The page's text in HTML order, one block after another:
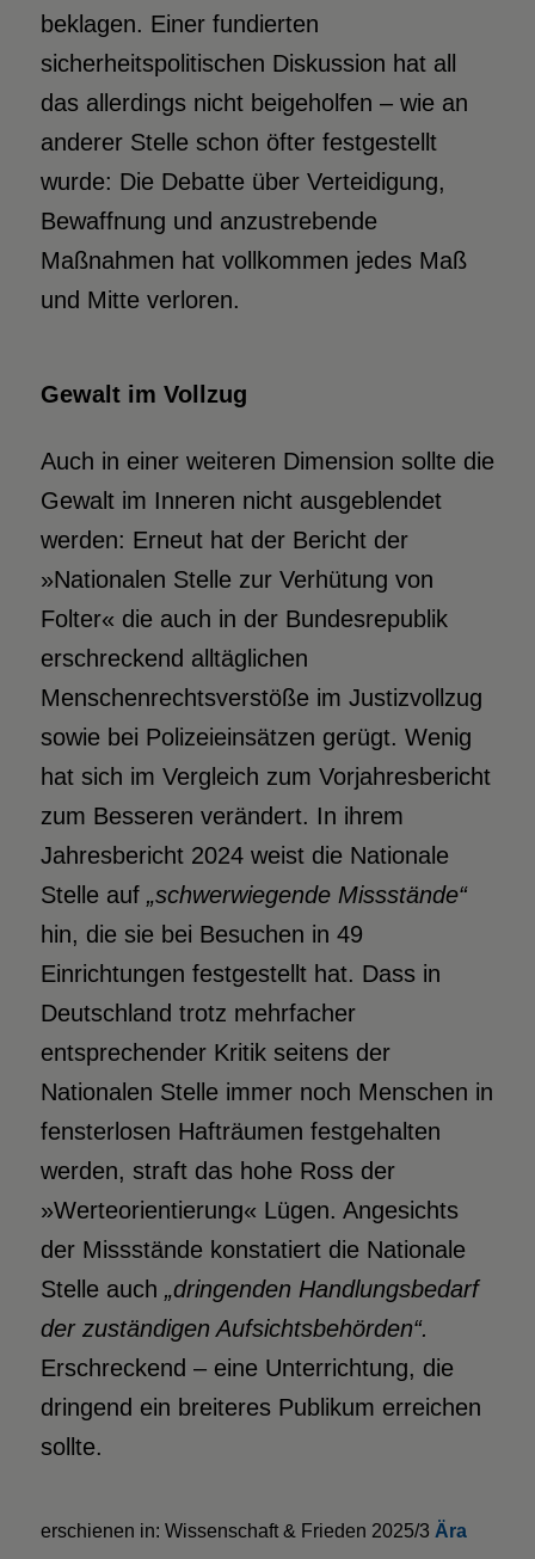
beklagen. Einer fundierten
sicherheitspolitischen Diskussion hat all
das allerdings nicht beigeholfen – wie an
anderer Stelle schon öfter festgestellt
wurde: Die Debatte über Verteidigung,
Bewaffnung und anzustrebende
Maßnahmen hat vollkommen jedes Maß
und Mitte verloren.
Gewalt im Vollzug
Auch in einer weiteren Dimension sollte die
Gewalt im Inneren nicht ausgeblendet
werden: Erneut hat der Bericht der
»Nationalen Stelle zur Verhütung von
Folter« die auch in der Bundesrepublik
erschreckend alltäglichen
Menschenrechtsverstöße im Justizvollzug
sowie bei Polizeieinsätzen gerügt. Wenig
hat sich im Vergleich zum Vorjahresbericht
zum Besseren verändert. In ihrem
Jahresbericht 2024 weist die Nationale
Stelle auf „schwerwiegende Missstände“
hin, die sie bei Besuchen in 49
Einrichtungen festgestellt hat. Dass in
Deutschland trotz mehrfacher
entsprechender Kritik seitens der
Nationalen Stelle immer noch Menschen in
fensterlosen Hafträumen festgehalten
werden, straft das hohe Ross der
»Werteorientierung« Lügen. Angesichts
der Missstände konstatiert die Nationale
Stelle auch „dringenden Handlungsbedarf
der zuständigen Aufsichtsbehörden“.
Erschreckend – eine Unterrichtung, die
dringend ein breiteres Publikum erreichen
sollte.
erschienen in: Wissenschaft & Frieden 2025/3 Ära